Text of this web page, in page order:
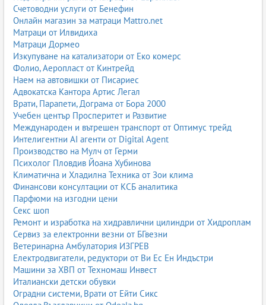
Счетоводни услуги от Бенефин
Онлайн магазин за матраци Mattro.net
Матраци от Илвидиха
Матраци Дормео
Изкупуване на катализатори от Еко комерс
Фолио, Аеропласт от Кинтрейд
Наем на автовишки от Писариес
Адвокатска Кантора Артис Легал
Врати, Парапети, Дограма от Бора 2000
Учебен център Просперитет и Развитие
Международен и вътрешен транспорт от Оптимус трейд
Интелигентни AI агенти от Digital Agent
Производство на Мулч от Герми
Психолог Пловдив Йоана Хубинова
Климатична и Хладилна Техника от Зои клима
Финансови консултации от КСБ аналитика
Парфюми на изгодни цени
Секс шоп
Ремонт и изработка на хидравлични цилиндри от Хидроплам
Сервиз за електронни везни от БГвезни
Ветеринарна Амбулатория ИЗГРЕВ
Електродвигатели, редуктори от Ви Ес Ен Индъстри
Машини за ХВП от Техномаш Инвест
Италиански детски обувки
Оградни системи, Врати от Ейти Сикс